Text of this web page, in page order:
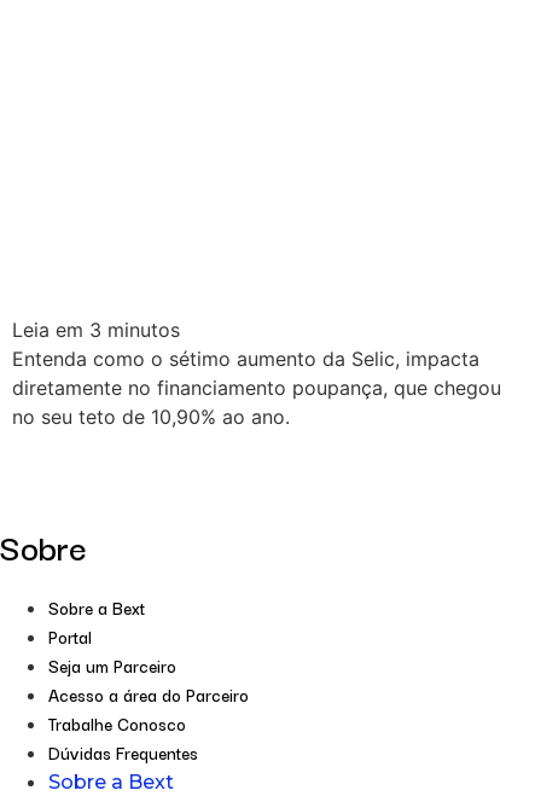
Leia em 3 minutos
Entenda como o sétimo aumento da Selic, impacta
diretamente no financiamento poupança, que chegou
no seu teto de 10,90% ao ano.
Sobre
Sobre a Bext
Portal
Seja um Parceiro
Acesso a área do Parceiro
Trabalhe Conosco
Dúvidas Frequentes
Sobre a Bext